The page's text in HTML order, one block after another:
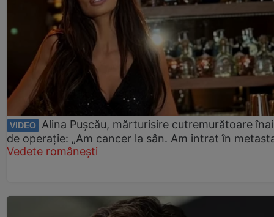
VIDEO
Alina Pușcău, mărturisire cutremurătoare
de operație: „Am cancer la sân. Am intrat în
Vedete românești